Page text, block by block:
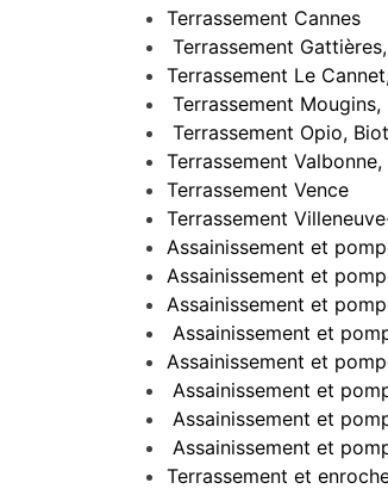
Terrassement Cannes
Terrassement
Terrassement Le
Terrassement
Terrassement Opio,
Terrassement Valbonne,
Terrassement Vence
Terrassement
Assainissement et
Assainissement et
Assainissement et
Assainissement et
Assainissement et
Assainissement et
Assainissement et
Assainissement et
Terrassement et